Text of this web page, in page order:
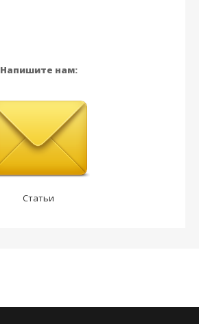
Напишите нам:
Статьи